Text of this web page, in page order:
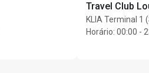
Máximo de 4 convidados
Travel Club
KLIA Terminal 1
Horário: 00:00 -